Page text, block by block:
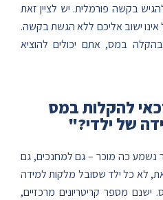
בקשה פורמלית. יש לציין זאת
ישוב אליכם ללא הגשת בקשה.
במס, אתם יכולים להוציא
להקלות במס
של ילדי?"
נשמע כה מוכר – גם למחנכים, גם
לא כל ילד שסובל מלקות למידה
מספר קריטריונים מרכזיים,